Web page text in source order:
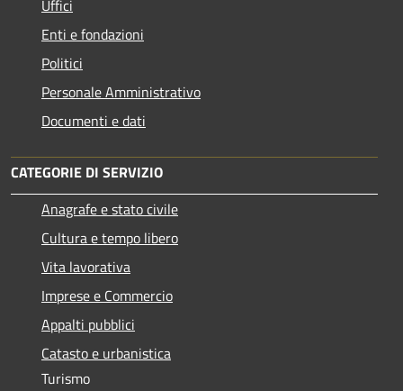
Uffici
Enti e fondazioni
Politici
Personale Amministrativo
Documenti e dati
CATEGORIE DI SERVIZIO
Anagrafe e stato civile
Cultura e tempo libero
Vita lavorativa
Imprese e Commercio
Appalti pubblici
Catasto e urbanistica
Turismo